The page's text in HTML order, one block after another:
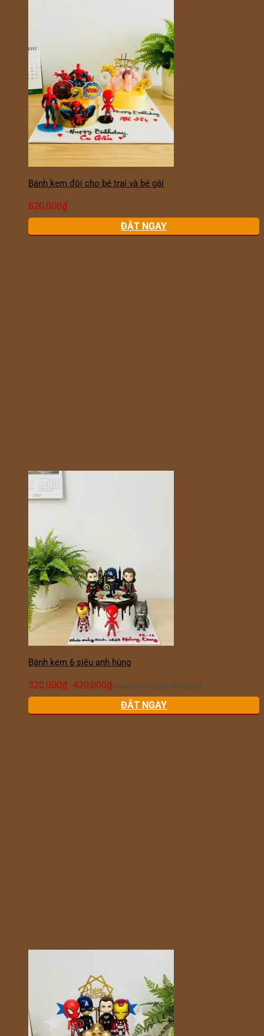
Bánh kem đôi cho bé trai và bé gái
620,000₫
ĐẶT NGAY
Bánh kem 6 siêu anh hùng
320,000₫ – 420,000₫ Khoảng giá: từ 320,000₫ đến 420,000₫
ĐẶT NGAY